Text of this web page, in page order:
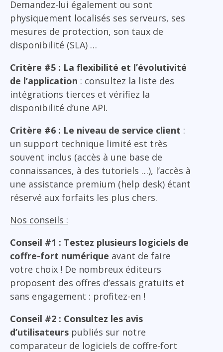
Demandez-lui également ou sont
physiquement localisés ses serveurs, ses
mesures de protection, son taux de
disponibilité (SLA) …
Critère #5 : La flexibilité et l’évolutivité
de l’application : consultez la liste des
intégrations tierces et vérifiez la
disponibilité d’une API.
Critère #6 : Le niveau de service client :
un support technique limité est très
souvent inclus (accès à une base de
connaissances, à des tutoriels …), l’accès à
une assistance premium (help desk) étant
réservé aux forfaits les plus chers.
Nos conseils :
Conseil #1 : Testez plusieurs logiciels de
coffre-fort numérique avant de faire
votre choix ! De nombreux éditeurs
proposent des offres d’essais gratuits et
sans engagement : profitez-en !
Conseil #2 : Consultez les avis
d’utilisateurs publiés sur notre
comparateur de logiciels de coffre-fort